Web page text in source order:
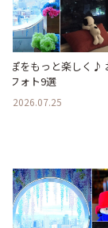
ぽをもっと楽しく♪
フォト9選
2026.07.25